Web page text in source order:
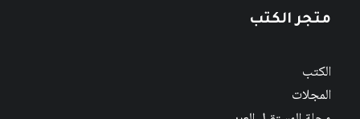
متجر الكتب
الكتب
المجلات